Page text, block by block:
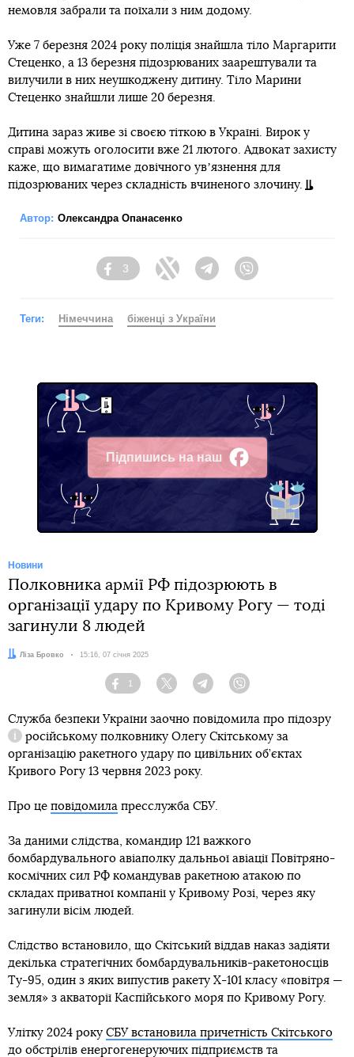
немовля забрали та поїхали з ним додому.
Уже 7 березня 2024 року поліція знайшла тіло Маргарити
Стеценко, а 13 березня підозрюваних заарештували та
вилучили в них неушкоджену дитину. Тіло Марини
Стеценко знайшли лише 20 березня.
Дитина зараз живе зі своєю тіткою в Україні. Вирок у
справі можуть оголосити вже 21 лютого. Адвокат захисту
каже, що вимагатиме довічного увʼязнення для
підозрюваних через складність вчиненого злочину.
Автор: Олександра Опанасенко
Facebook
3
Twitter TelegramViber
Теги: Німеччина біженці з України
Підпишись на наш
Facebook
Новини
Полковника армії РФ підозрюють в
організації удару по Кривому Рогу — тоді
загинули 8 людей
Автор:
Ліза Бровко Дата:
15:16, 07 січня 2025
Facebook
1
Twitter TelegramViber
Служба безпеки України заочно повідомила про підозру
Довідка
російському полковнику Олегу Скітському за
організацію ракетного удару по цивільних об’єктах
Кривого Рогу 13 червня 2023 року.
Про це повідомила пресслужба СБУ.
За даними слідства, командир 121 важкого
бомбардувального авіаполку дальньої авіації Повітряно-
космічних сил РФ командував ракетною атакою по
складах приватної компанії у Кривому Розі, через яку
загинули вісім людей.
Слідство встановило, що Скітський віддав наказ задіяти
декілька стратегічних бомбардувальників-ракетоносців
Ту-95, один з яких випустив ракету Х-101 класу «повітря —
земля» з акваторії Каспійського моря по Кривому Рогу.
Улітку 2024 року СБУ встановила причетність Скітського
до обстрілів енергогенеруючих підприємств та